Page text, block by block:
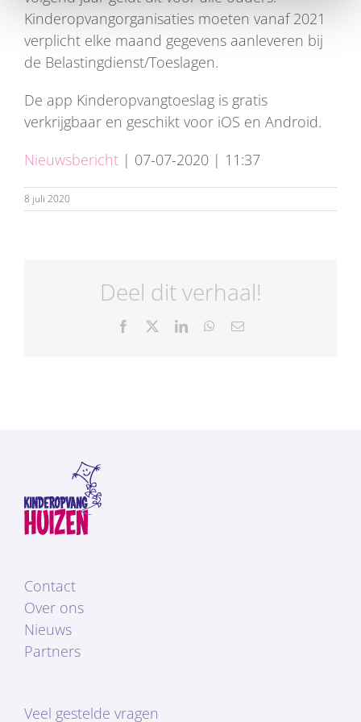
Kinderopvangorganisaties moeten vanaf 2021
verplicht elke maand gegevens aanleveren bij
de Belastingdienst/Toeslagen.
De app Kinderopvangtoeslag is gratis
verkrijgbaar en geschikt voor iOS en Android.
Nieuwsbericht | 07-07-2020 | 11:37
8 juli 2020
Deel dit verhaal!
Facebook LinkedInWhatsApp
E-
Contact
Over ons
Nieuws
Partners
Veel gestelde vragen